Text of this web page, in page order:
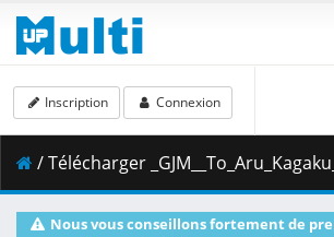
Inscription Connexion
/ Télécharger _GJM__To_Aru_Kagaku_no_Railgun_T_-_22__F03F4F5A_.mkv.002 (
Nous vous conseillons fortement de